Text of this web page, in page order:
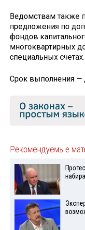
Ведомствам также
предложения по
фондов
многоквартирных
специальных счетах.
Срок выполнения —
Рекомендуемые